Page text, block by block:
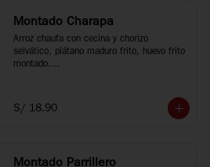
Montado Charapa
Arroz chaufa con cecina y chorizo
selvático, plátano maduro frito, huevo frito
montado.
S/ 18.90
Montado Parrillero